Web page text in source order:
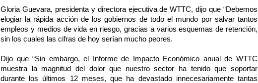
Gloria Guevara, presidenta y directora ejecutiva de WTTC, dijo que “Debemos
elogiar la rápida acción de los gobiernos de todo el mundo por salvar tantos
empleos y medios de vida en riesgo, gracias a varios esquemas de retención,
sin los cuales las cifras de hoy serían mucho peores.
Dijo que “Sin embargo, el Informe de Impacto Económico anual de WTTC
muestra la magnitud del dolor que nuestro sector ha tenido que soportar
durante los últimos 12 meses, que ha devastado innecesariamente tantas